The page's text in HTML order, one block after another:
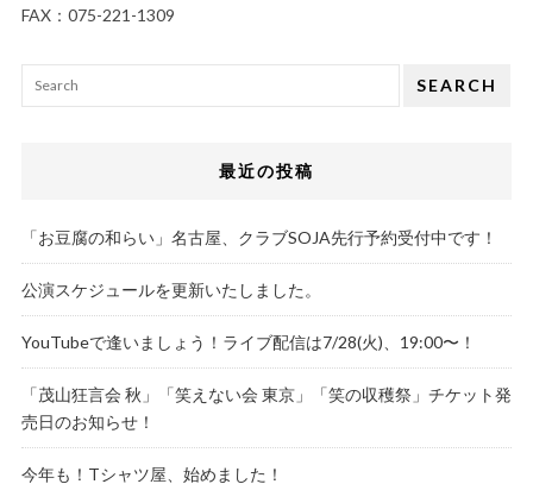
FAX：075-221-1309
SEARCH
最近の投稿
「お豆腐の和らい」名古屋、クラブSOJA先行予約受付中です！
公演スケジュールを更新いたしました。
YouTubeで逢いましょう！ライブ配信は7/28(火)、19:00〜！
「茂山狂言会 秋」「笑えない会 東京」「笑の収穫祭」チケット発
売日のお知らせ！
今年も！Tシャツ屋、始めました！